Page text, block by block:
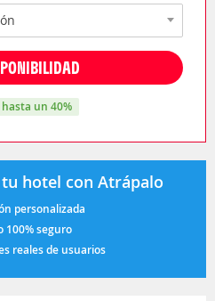
hasta un 40%
hotel con Atrápalo
personalizada
100% seguro
reales de usuarios